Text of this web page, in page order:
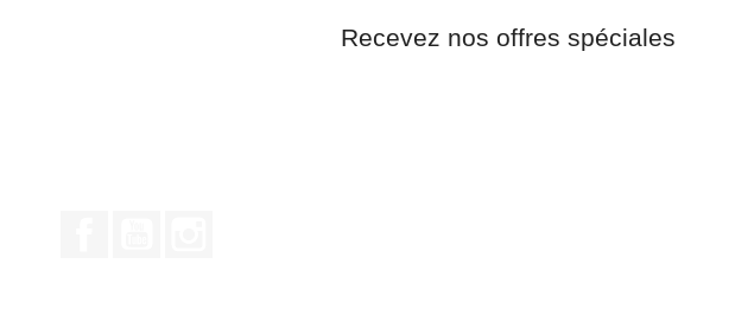
Recevez nos offres spéciales